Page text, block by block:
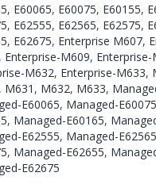
, E60065, E60075, E60155,
, E62555, E62565, E62575,
, E62675, Enterprise M607,
, Enterprise-M609, Enterprise-
M632, Enterprise-M633,
, M631 , M632, M633,
E60065, Managed-E60075
, Managed-E60165,
E62555, Managed-E62565
, Managed-E62655,
E62675